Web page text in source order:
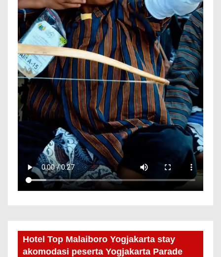
Hotel Top Malaiboro Yogjakarta stay
akomodasi peserta Yogjakarta Parade